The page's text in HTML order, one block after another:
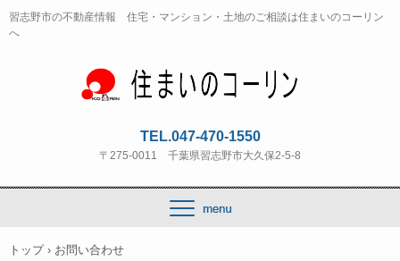
習志野市の不動産情報 住宅・マンション・土地のご相談は住まいのコーリン
へ
TEL.047-470-1550
〒275-0011 千葉県習志野市大久保2-5-8
トップ › お問い合わせ